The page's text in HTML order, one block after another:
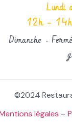
Lundi
12h –
Dimanche : Fermé
©2024
légales –